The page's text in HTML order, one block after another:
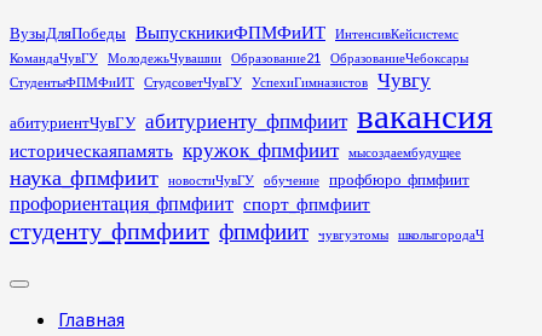
Перейти
к
содержимому
ВузыДляПобеды ВыпускникиФПМФиИТ
ИнтенсивКейсистемс
КомандаЧувГУ
МолодежьЧувашии Образование21
ОбразованиеЧебоксары
СтудентыФПМФиИТ
СтудсоветЧувГУ УспехиГимназистов Чувгу
абитуриентЧувГУ абитуриенту_фпмфиит вакансия
историческаяпамять кружок_фпмфиит мысоздаембудущее
наука_фпмфиит новостиЧувГУ обучение профбюро_фпмфиит
профориентация_фпмфиит спорт_фпмфиит
студенту_фпмфиит фпмфиит чувгуэтомы школыгородаЧ
Основное
Главная